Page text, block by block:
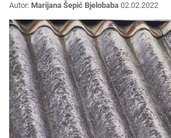
Autor: Marijana Šepić Bjelobaba 02.02.2022